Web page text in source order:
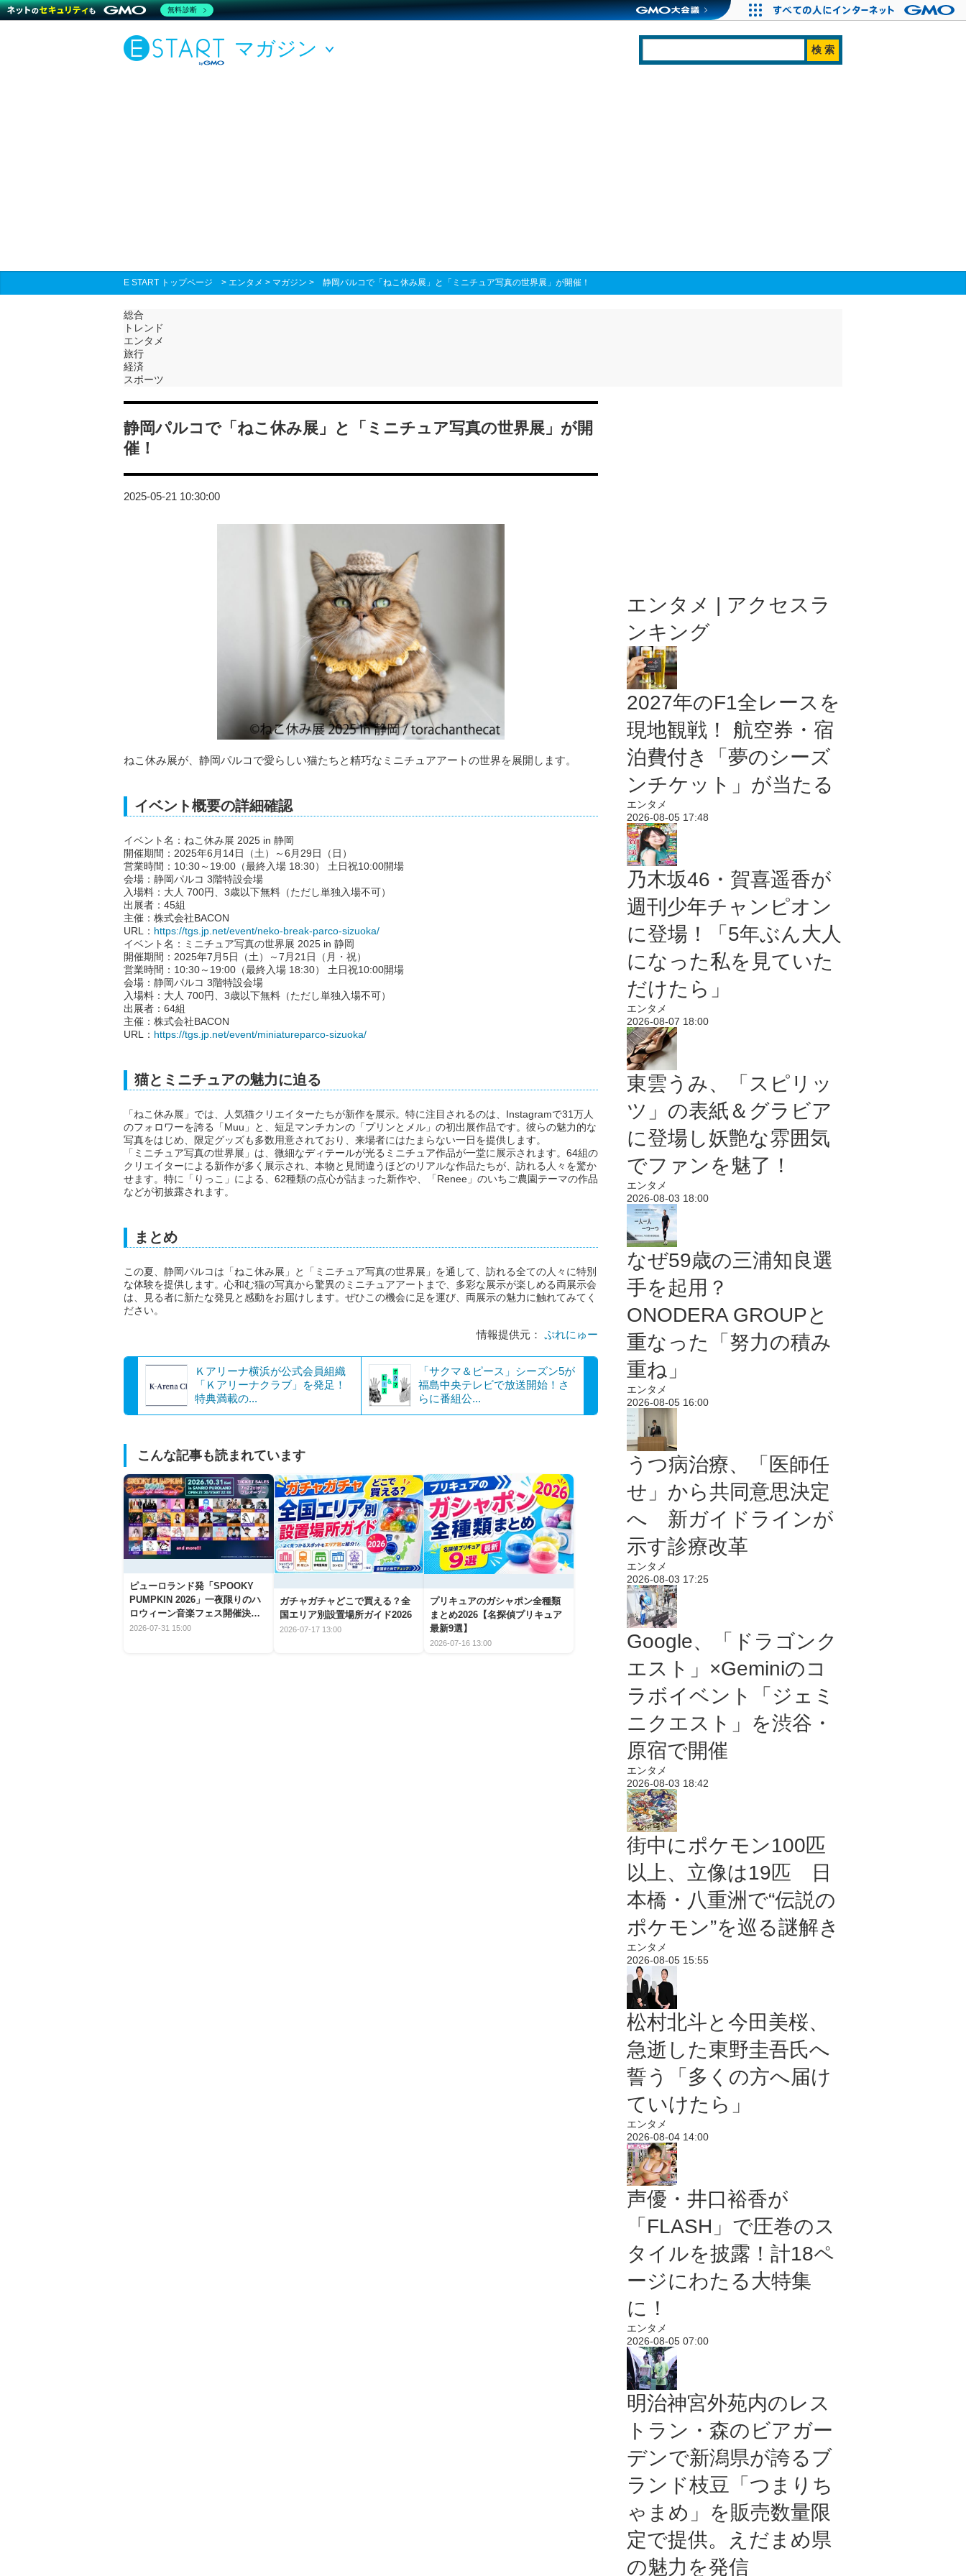
マガジン
E START トップページ > エンタメ > マガジン > 静岡パルコで「ねこ休み展」と「ミニチュア写真の世界展」が開催！
総合
トレンド
エンタメ
旅行
経済
スポーツ
静岡パルコで「ねこ休み展」と「ミニチュア写真の世界展」が開
催！
2025-05-21 10:30:00
ねこ休み展が、静岡パルコで愛らしい猫たちと精巧なミニチュアアートの世界を展開します。
イベント概要の詳細確認
イベント名：ねこ休み展 2025 in 静岡
開催期間：2025年6月14日（土）～6月29日（日）
営業時間：10:30～19:00（最終入場 18:30） 土日祝10:00開場
会場：静岡パルコ 3階特設会場
入場料：大人 700円、3歳以下無料（ただし単独入場不可）
出展者：45組
主催：株式会社BACON
URL： https://tgs.jp.net/event/neko-break-parco-sizuoka/
イベント名：ミニチュア写真の世界展 2025 in 静岡
開催期間：2025年7月5日（土）～7月21日（月・祝）
営業時間：10:30～19:00（最終入場 18:30） 土日祝10:00開場
会場：静岡パルコ 3階特設会場
入場料：大人 700円、3歳以下無料（ただし単独入場不可）
出展者：64組
主催：株式会社BACON
URL： https://tgs.jp.net/event/miniatureparco-sizuoka/
猫とミニチュアの魅力に迫る
「ねこ休み展」では、人気猫クリエイターたちが新作を展示。特に注目されるのは、Instagramで31万人
のフォロワーを誇る「Muu」と、短足マンチカンの「プリンとメル」の初出展作品です。彼らの魅力的な
写真をはじめ、限定グッズも多数用意されており、来場者にはたまらない一日を提供します。
「ミニチュア写真の世界展」は、微細なディテールが光るミニチュア作品が一堂に展示されます。64組の
クリエイターによる新作が多く展示され、本物と見間違うほどのリアルな作品たちが、訪れる人々を驚か
せます。特に「りっこ」による、62種類の点心が詰まった新作や、「Renee」のいちご農園テーマの作品
などが初披露されます。
まとめ
この夏、静岡パルコは「ねこ休み展」と「ミニチュア写真の世界展」を通して、訪れる全ての人々に特別
な体験を提供します。心和む猫の写真から驚異のミニチュアアートまで、多彩な展示が楽しめる両展示会
は、見る者に新たな発見と感動をお届けします。ぜひこの機会に足を運び、両展示の魅力に触れてみてく
ださい。
情報提供元： ぷれにゅー
Ｋアリーナ横浜が公式会員組織
「Ｋアリーナクラブ」を発足！
特典満載の...
「サクマ＆ピース」シーズン5が
福島中央テレビで放送開始！さ
らに番組公...
こんな記事も読まれています
ピューロランド発「SPOOKY
PUMPKIN 2026」一夜限りのハ
ロウィーン音楽フェス開催決
定！
2026-07-31 15:00
ガチャガチャどこで買える？全
国エリア別設置場所ガイド2026
2026-07-17 13:00
プリキュアのガシャポン全種類
まとめ2026【名探偵プリキュア
最新9選】
2026-07-16 13:00
エンタメ | アクセスラ
ンキング
2027年のF1全レースを
現地観戦！ 航空券・宿
泊費付き「夢のシーズ
ンチケット」が当たる
エンタメ
2026-08-05 17:48
乃木坂46・賀喜遥香が
週刊少年チャンピオン
に登場！「5年ぶん大人
になった私を見ていた
だけたら」
エンタメ
2026-08-07 18:00
東雲うみ、「スピリッ
ツ」の表紙＆グラビア
に登場し妖艶な雰囲気
でファンを魅了！
エンタメ
2026-08-03 18:00
なぜ59歳の三浦知良選
手を起用？
ONODERA GROUPと
重なった「努力の積み
重ね」
エンタメ
2026-08-05 16:00
うつ病治療、「医師任
せ」から共同意思決定
へ 新ガイドラインが
示す診療改革
エンタメ
2026-08-03 17:25
Google、「ドラゴンク
エスト」×Geminiのコ
ラボイベント「ジェミ
ニクエスト」を渋谷・
原宿で開催
エンタメ
2026-08-03 18:42
街中にポケモン100匹
以上、立像は19匹 日
本橋・八重洲で“伝説の
ポケモン”を巡る謎解き
エンタメ
2026-08-05 15:55
松村北斗と今田美桜、
急逝した東野圭吾氏へ
誓う「多くの方へ届け
ていけたら」
エンタメ
2026-08-04 14:00
声優・井口裕香が
「FLASH」で圧巻のス
タイルを披露！計18ペ
ージにわたる大特集
に！
エンタメ
2026-08-05 07:00
明治神宮外苑内のレス
トラン・森のビアガー
デンで新潟県が誇るブ
ランド枝豆「つまりち
ゃまめ」を販売数量限
定で提供。えだまめ県
の魅力を発信
無料診断